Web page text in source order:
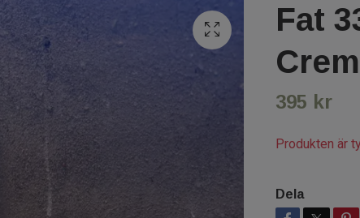
Fat
395 kr
Produkten är
Dela